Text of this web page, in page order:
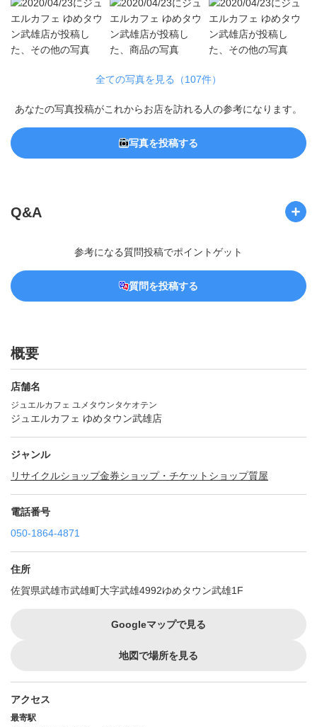
全ての写真を見る（107件）
あなたの写真投稿がこれからお店を訪れる人の参考になります。
写真を投稿する
Q&A
参考になる質問投稿でポイントゲット
質問を投稿する
概要
店舗名
ジュエルカフェ ユメタウンタケオテン
ジュエルカフェ ゆめタウン武雄店
ジャンル
リサイクルショップ金券ショップ・チケットショップ質屋
電話番号
050-1864-4871
住所
佐賀県武雄市武雄町大字武雄4992ゆめタウン武雄1F
Googleマップで見る
地図で場所を見る
アクセス
最寄駅